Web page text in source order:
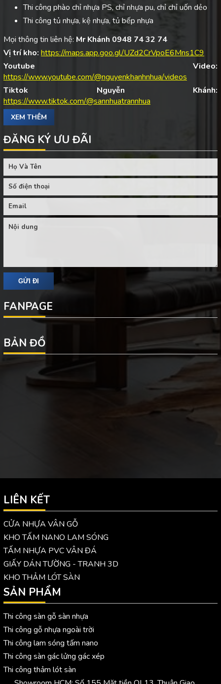
Thi công phào chỉ nhựa PS, chỉ nhựa pu, chỉ chỉ uốn dẻo
Thi công tủ nhựa, kệ nhựa, tủ bếp nhựa
Mọi thông tin liên hệ: Mr Khánh 0948 74 32 74
Vị trí kho: https://maps.app.goo.gl/UZd2CrVpoE6Mns1C9
Youtube Video:
https://www.youtube.com/@nguyenkhanhnhua/videos
Tiktok Nguyễn Khánh:
https://www.tiktok.com/@sannhuatrannhua
XEM THÊM
ĐĂNG KÝ ƯU ĐÃI
FANPAGE
BẢN ĐỒ
LIÊN KẾT
CỬA NHỰA VÂN GỖ
KHO TẤM NANO LAM SÓNG
TẤM NHỰA PVC VÂN ĐÁ
GIẤY DÁN TƯỜNG - TRANH 3D
KHO THẢM LÓT SÀN
SẢN PHẨM
Thi công sàn gỗ sàn nhựa
Thi công gỗ nhựa ngoài trời
Thi công lam sóng tấm nano
Thi công sàn gác lửng gác xép
Thi công thảm lót sàn